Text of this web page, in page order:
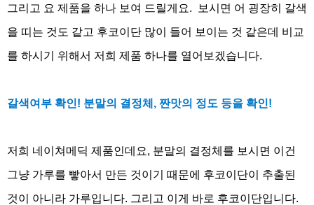
그리고 요 제품을 하나 보여 드릴게요.
보시면 어 굉장히 갈색
을 띠는 것도 같고 후코이단 많이 들어 보이는 것 같은데 비교
를 하시기 위해서 저희 제품 하나를 열어보겠습니다.
갈색여부 확인! 분말의 결정체 , 짠맛의 정도 등을 확인!
저희 네이쳐메딕 제품인데요, 분말의 결정체를 보시면 이건
그냥 가루를 빻아서 만든 것이기 때문에 후코이단이 추출된
것이 아니라 가루입니다. 그리고 이게 바로 후코이단입니다.